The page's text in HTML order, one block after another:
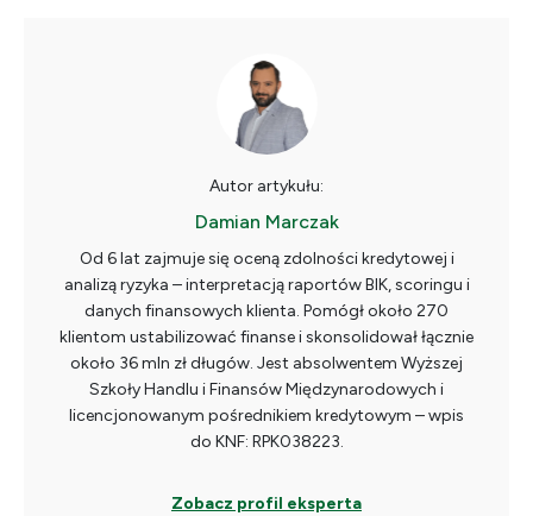
Autor artykułu:
Damian Marczak
Od 6 lat zajmuje się oceną zdolności kredytowej i
analizą ryzyka – interpretacją raportów BIK, scoringu i
danych finansowych klienta. Pomógł około 270
klientom ustabilizować finanse i skonsolidował łącznie
około 36 mln zł długów. Jest absolwentem Wyższej
Szkoły Handlu i Finansów Międzynarodowych i
licencjonowanym pośrednikiem kredytowym – wpis
do KNF: RPK038223.
Zobacz profil eksperta